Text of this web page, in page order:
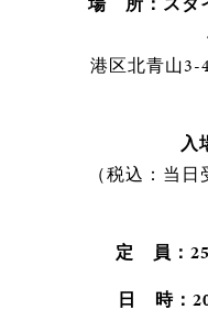
港区北青山
入
（税込：当
定 員：25
日 時：